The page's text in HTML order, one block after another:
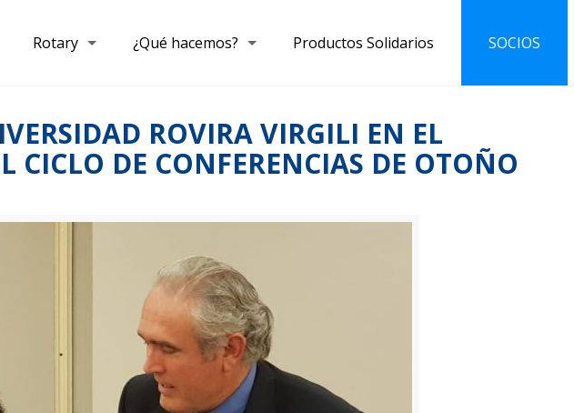
Rotary ¿Qué hacemos? Productos Solidarios SOCIOS
ROVIRA VIRGILI EN EL
CICLO DE CONFERENCIAS DE OTOÑO